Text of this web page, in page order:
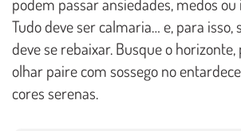
Tudo deve ser calmaria… e, para isso,
deve se rebaixar. Busque o
olhar paire com sossego no
cores serenas.